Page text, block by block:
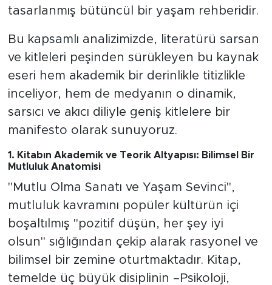
tasarlanmış bütüncül bir yaşam rehberidir.
Bu kapsamlı analizimizde, literatürü sarsan
ve kitleleri peşinden sürükleyen bu kaynak
eseri hem akademik bir derinlikle titizlikle
inceliyor, hem de medyanın o dinamik,
sarsıcı ve akıcı diliyle geniş kitlelere bir
manifesto olarak sunuyoruz.
1. Kitabın Akademik ve Teorik Altyapısı: Bilimsel Bir
Mutluluk Anatomisi
"Mutlu Olma Sanatı ve Yaşam Sevinci",
mutluluk kavramını popüler kültürün içi
boşaltılmış "pozitif düşün, her şey iyi
olsun" sığlığından çekip alarak rasyonel ve
bilimsel bir zemine oturtmaktadır. Kitap,
temelde üç büyük disiplinin –Psikoloji,
KADIN
SAĞLIK
SİYASET
MEDYA KÖŞESİ
FOTO GALERİ
VİDEOLAR
ALINTI YAZARLAR
SOSYAL MEDYA